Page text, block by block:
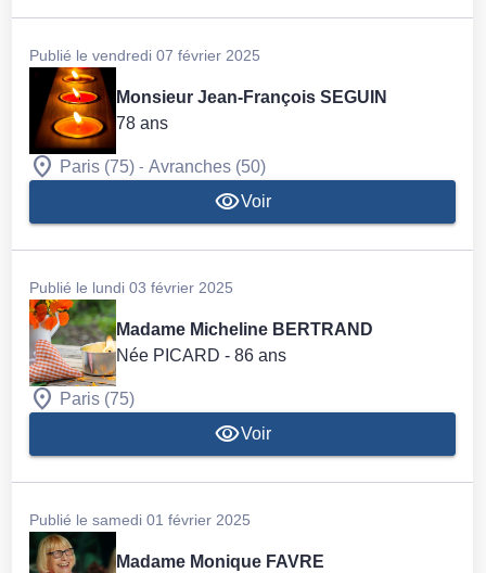
Publié le vendredi 07 février 2025
Monsieur Jean-François SEGUIN
78 ans
Paris (75) - Avranches (50)
Voir
Publié le lundi 03 février 2025
Madame Micheline BERTRAND
Née PICARD - 86 ans
Paris (75)
Voir
Publié le samedi 01 février 2025
Madame Monique FAVRE